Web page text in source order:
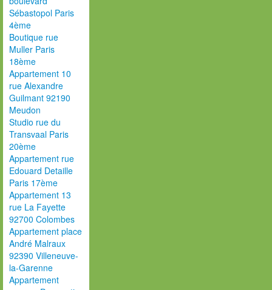
Sébastopol Paris
4ème
Boutique rue
Muller Paris
18ème
Appartement 10
rue Alexandre
Guilmant 92190
Meudon
Studio rue du
Transvaal Paris
20ème
Appartement rue
Edouard Detaille
Paris 17ème
Appartement 13
rue La Fayette
92700 Colombes
Appartement place
André Malraux
92390 Villeneuve-
la-Garenne
Appartement